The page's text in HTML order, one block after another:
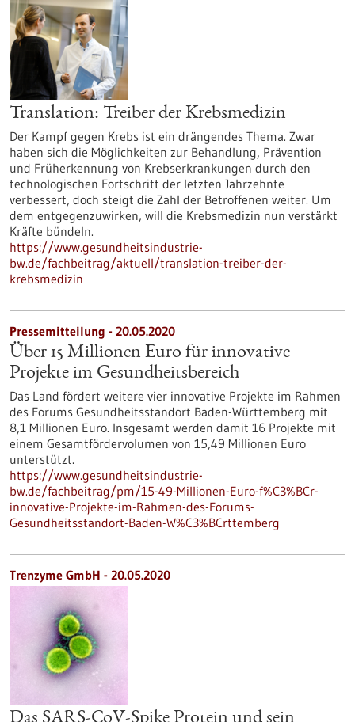
Translation: Treiber der Krebsmedizin
Der Kampf gegen Krebs ist ein drängendes Thema. Zwar
haben sich die Möglichkeiten zur Behandlung, Prävention
und Früherkennung von Krebserkrankungen durch den
technologischen Fortschritt der letzten Jahrzehnte
verbessert, doch steigt die Zahl der Betroffenen weiter. Um
dem entgegenzuwirken, will die Krebsmedizin nun verstärkt
Kräfte bündeln.
https://www.gesundheitsindustrie-
bw.de/fachbeitrag/aktuell/translation-treiber-der-
krebsmedizin
Pressemitteilung - 20.05.2020
Über 15 Millionen Euro für innovative
Projekte im Gesundheitsbereich
Das Land fördert weitere vier innovative Projekte im Rahmen
des Forums Gesundheitsstandort Baden-Württemberg mit
8,1 Millionen Euro. Insgesamt werden damit 16 Projekte mit
einem Gesamtfördervolumen von 15,49 Millionen Euro
unterstützt.
https://www.gesundheitsindustrie-
bw.de/fachbeitrag/pm/15-49-Millionen-Euro-f%C3%BCr-
innovative-Projekte-im-Rahmen-des-Forums-
Gesundheitsstandort-Baden-W%C3%BCrttemberg
Trenzyme GmbH - 20.05.2020